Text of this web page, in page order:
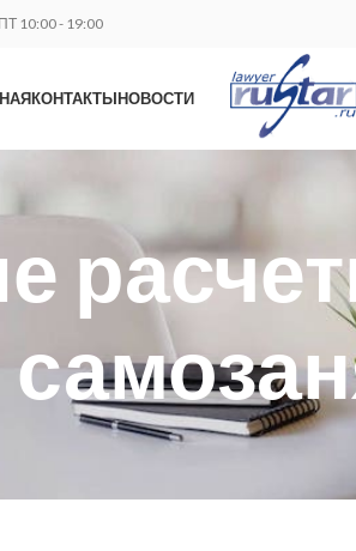
10:00 - 19:00
КОНТАКТЫНОВОСТИ